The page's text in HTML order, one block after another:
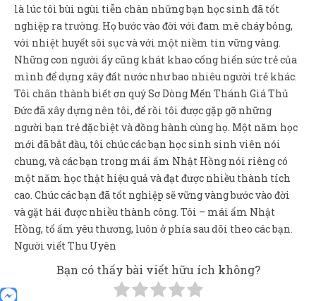
là lúc tôi bùi ngùi tiễn chân những bạn học sinh đã tốt
nghiệp ra trường. Họ bước vào đời với đam mê cháy bỏng,
với nhiệt huyết sôi sục và với một niềm tin vững vàng.
Những con người ấy cũng khát khao cống hiến sức trẻ của
mình để dựng xây đất nước như bao nhiêu người trẻ khác.
Tôi chân thành biết ơn quý Sơ Dòng Mến Thánh Giá Thủ
Đức đã xây dựng nên tôi, để rồi tôi được gặp gỡ những
người bạn trẻ đặc biệt và đồng hành cùng họ. Một năm học
mới đã bắt đầu, tôi chúc các bạn học sinh sinh viên nói
chung, và các bạn trong mái ấm Nhật Hồng nói riêng có
một năm học thật hiệu quả và đạt được nhiều thành tích
cao. Chúc các bạn đã tốt nghiệp sẽ vững vàng bước vào đời
và gặt hái được nhiều thành công. Tôi – mái ấm Nhật
Hồng, tổ ấm yêu thương, luôn ở phía sau dõi theo các bạn.
Người viết Thu Uyên
Bạn có thấy bài viết hữu ích không?